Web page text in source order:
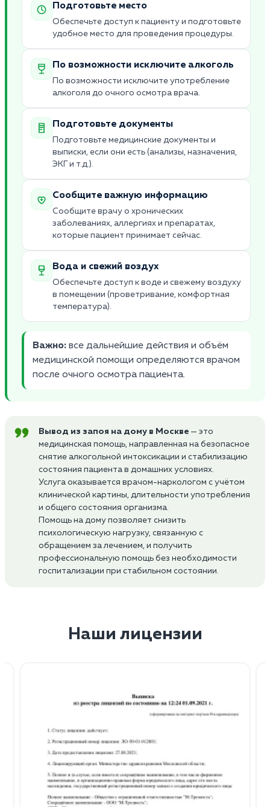
Подготовьте место
Обеспечьте доступ к пациенту и подготовьте
удобное место для проведения процедуры.
По возможности исключите алкоголь
По возможности исключите употребление
алкоголя до очного осмотра врача.
Подготовьте документы
Подготовьте медицинские документы и
выписки, если они есть (анализы, назначения,
ЭКГ и т.д.).
Сообщите важную информацию
Сообщите врачу о хронических
заболеваниях, аллергиях и препаратах,
которые пациент принимает сейчас.
Вода и свежий воздух
Обеспечьте доступ к воде и свежему воздуху
в помещении (проветривание, комфортная
температура).
Важно: все дальнейшие действия и объём
медицинской помощи определяются врачом
после очного осмотра пациента.
Вывод из запоя на дому в Москве — это
медицинская помощь, направленная на безопасное
снятие алкогольной интоксикации и стабилизацию
состояния пациента в домашних условиях.
Услуга оказывается врачом-наркологом с учётом
клинической картины, длительности употребления
и общего состояния организма.
Помощь на дому позволяет снизить
психологическую нагрузку, связанную с
обращением за лечением, и получить
профессиональную помощь без необходимости
госпитализации при стабильном состоянии.
Наши лицензии